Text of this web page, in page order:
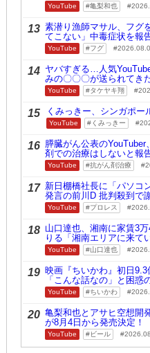
YouTube 亀梨和也
13 素潜り漁師マサル、フグ
てこない」中毒症状を報
YouTube フグ
14 ヤバすぎる…人気
みの〇〇〇が送られてき
YouTube タケヤキ翔
15 くみっきー、シンガポー
YouTube くみっきー
16 膵臓がん公表のYouTuber
剤での治療はしないと報
YouTube 抗がん剤治療
17 新日棚橋社長に「パソコ
発言の前川D 批判殺到で
YouTube プロレス
18 山口達也、湘南に家賃3
りる「湘南エリアに来て
YouTube 山口達也
19 映画『ちいかわ』初日9.3
「こんな話なの」と困惑
YouTube ちいかわ
20 亀梨和也とアサヒ空想開
が8月4日から発売決定！
YouTube ビール